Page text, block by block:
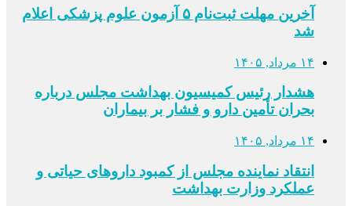
آخرین مهلت ثبت‌نام ۵ آزمون علوم پزشکی اعلام
شد
۱۴ مرداد, ۱۴۰۵
هشدار رئیس کمیسیون بهداشت مجلس درباره
بحران تأمین دارو و فشار بر بیماران
۱۴ مرداد, ۱۴۰۵
انتقاد نماینده مجلس از کمبود داروهای حیاتی و
عملکرد وزارت بهداشت